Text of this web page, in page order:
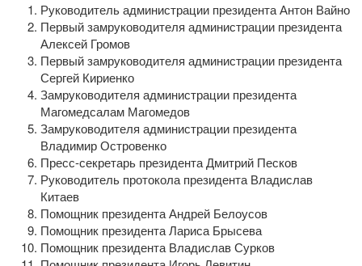
Руководитель администрации президента Антон Вайно
Первый замруководителя администрации президента
Алексей Громов
Первый замруководителя администрации президента
Сергей Кириенко
Замруководителя администрации президента
Магомедсалам Магомедов
Замруководителя администрации президента
Владимир Островенко
Пресс-секретарь президента Дмитрий Песков
Руководитель протокола президента Владислав
Китаев
Помощник президента Андрей Белоусов
Помощник президента Лариса Брысева
Помощник президента Владислав Сурков